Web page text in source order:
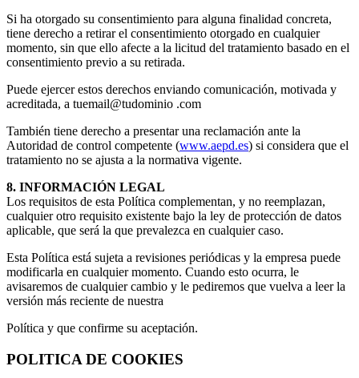
Si ha otorgado su consentimiento para alguna finalidad concreta,
tiene derecho a retirar el consentimiento otorgado en cualquier
momento, sin que ello afecte a la licitud del tratamiento basado en el
consentimiento previo a su retirada.
Puede ejercer estos derechos enviando comunicación, motivada y
acreditada, a tuemail@tudominio .com
También tiene derecho a presentar una reclamación ante la
Autoridad de control competente (www.aepd.es) si considera que el
tratamiento no se ajusta a la normativa vigente.
8. INFORMACIÓN LEGAL
Los requisitos de esta Política complementan, y no reemplazan,
cualquier otro requisito existente bajo la ley de protección de datos
aplicable, que será la que prevalezca en cualquier caso.
Esta Política está sujeta a revisiones periódicas y la empresa puede
modificarla en cualquier momento. Cuando esto ocurra, le
avisaremos de cualquier cambio y le pediremos que vuelva a leer la
versión más reciente de nuestra
Política y que confirme su aceptación.
POLITICA DE COOKIES